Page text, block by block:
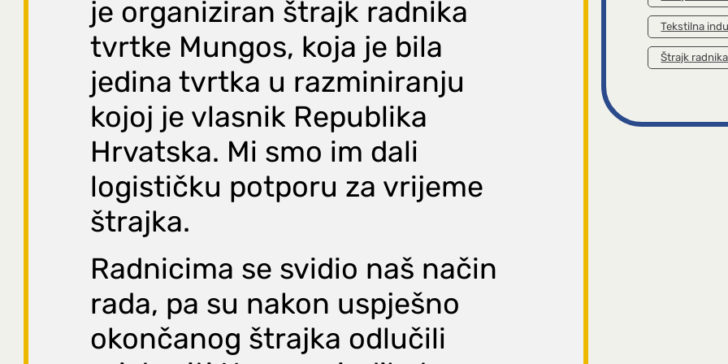
je organiziran štrajk radnika
tvrtke Mungos, koja je bila
jedina tvrtka u razminiranju
kojoj je vlasnik Republika
Hrvatska. Mi smo im dali
logističku potporu za vrijeme
štrajka.
Radnicima se svidio naš način
rada, pa su nakon uspješno
okončanog štrajka odlučili
Tekstilna
Štrajk radnika